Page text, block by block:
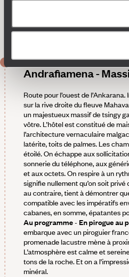
les plus communs sont le
Madagascar et le perroquet noir.
africain.
JOUR 9
Andrafiamena -
Route pour l’ouest de
sur la rive droite du fleuve
un majestueux massif de tsingy
vôtre. L’hôtel est constitué de
l’architecture vernaculaire
latérite, toits de palmes. Les
étoilé. On échappe aux
sonnerie du téléphone, aux
et aux octets. On respire à un
signifie nullement qu’on soit
au contraire, tient à démontrer
compatible avec les impératifs
cabanes, en somme, épatantes
Au programme- En pirogue au
embarque avec un piroguier
promenade lacustre mène à
L’atmosphère est calme et
tons de la roche. Et on a
minéral.